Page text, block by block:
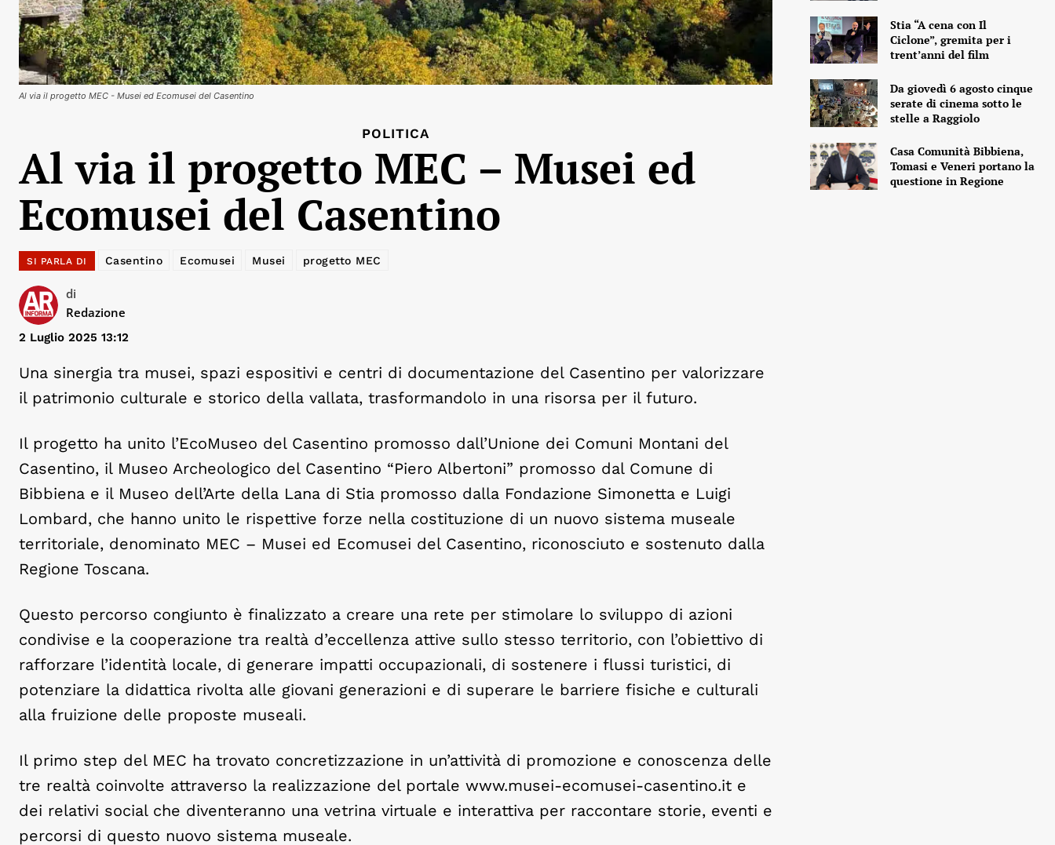
Al via il progetto MEC - Musei ed Ecomusei del Casentino
POLITICA
Al via il progetto MEC – Musei ed
Ecomusei del Casentino
SI PARLA DI Casentino Ecomusei Musei progetto MEC
di
Redazione
2 Luglio 2025 13:12
Una sinergia tra musei, spazi espositivi e centri di documentazione del Casentino per valorizzare
il patrimonio culturale e storico della vallata, trasformandolo in una risorsa per il futuro.
Il progetto ha unito l’EcoMuseo del Casentino promosso dall’Unione dei Comuni Montani del
Casentino, il Museo Archeologico del Casentino “Piero Albertoni” promosso dal Comune di
Bibbiena e il Museo dell’Arte della Lana di Stia promosso dalla Fondazione Simonetta e Luigi
Lombard, che hanno unito le rispettive forze nella costituzione di un nuovo sistema museale
territoriale, denominato MEC – Musei ed Ecomusei del Casentino, riconosciuto e sostenuto dalla
Regione Toscana.
Questo percorso congiunto è finalizzato a creare una rete per stimolare lo sviluppo di azioni
condivise e la cooperazione tra realtà d’eccellenza attive sullo stesso territorio, con l’obiettivo di
rafforzare l’identità locale, di generare impatti occupazionali, di sostenere i flussi turistici, di
potenziare la didattica rivolta alle giovani generazioni e di superare le barriere fisiche e culturali
alla fruizione delle proposte museali.
Il primo step del MEC ha trovato concretizzazione in un’attività di promozione e conoscenza delle
tre realtà coinvolte attraverso la realizzazione del portale www.musei-ecomusei-casentino.it e
dei relativi social che diventeranno una vetrina virtuale e interattiva per raccontare storie, eventi e
percorsi di questo nuovo sistema museale.
Stia “A cena con Il
Ciclone”, gremita per i
trent’anni del film
Da giovedì 6 agosto cinque
serate di cinema sotto le
stelle a Raggiolo
Casa Comunità Bibbiena,
Tomasi e Veneri portano la
questione in Regione